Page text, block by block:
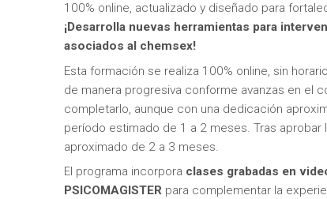
100% online, actualizado y diseñado para
¡Desarrolla nuevas herramientas para
asociados al chemsex!
Esta formación se realiza 100% online, sin
de manera progresiva conforme avanzas en el
completarlo, aunque con una dedicación
período estimado de 1 a 2 meses. Tras
aproximado de 2 a 3 meses.
El programa incorpora clases grabadas en
PSICOMAGISTERpara complementar la